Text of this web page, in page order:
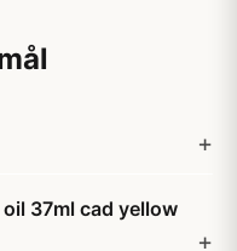
37ml cad yellow